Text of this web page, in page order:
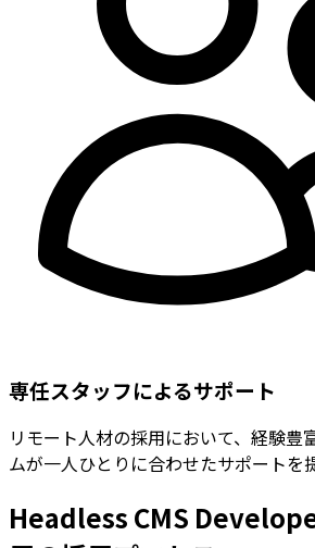
専任スタッフによるサポート
リモート人材の採用において、経験豊
ムが一人ひとりに合わせたサポートを
Headless CMS